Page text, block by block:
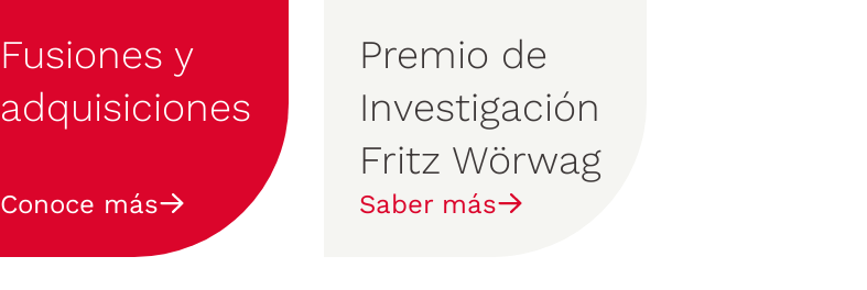
Fusiones y
adquisiciones
Conoce más
Premio de
Investigación
Fritz Wörwag
Saber más